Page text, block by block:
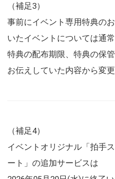
（補足3）
事前にイベント専用特典の
いたイベントについては通
特典の配布期限、特典の保
お伝えしていた内容から変更
（補足4）
イベントオリジナル「拍手
ート」の追加サービスは